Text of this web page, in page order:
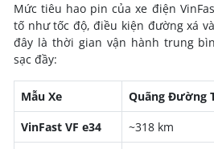
Mức tiêu hao pin của xe điện
tố như tốc độ, điều kiện đường xá
đây là thời gian vận hành trung
sạc đầy:
Mẫu Xe
Quãng Đường
VinFast VF e34
~318 km